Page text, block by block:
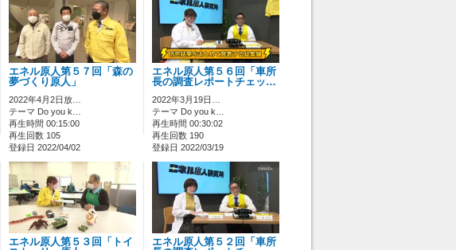
エネル原人第５７回「森の
夢づくり原人」
2022年4月2日放…
テーマ Do you k…
再生時間 00:15:00
再生回数 105
登録日 2022/04/02
エネル原人第５６回「車所
長の調査レポートチェッ…
2022年3月19日…
テーマ Do you k…
再生時間 00:30:02
再生回数 190
登録日 2022/03/19
エネル原人第５３回「トイ
エネル原人第５２回「車所